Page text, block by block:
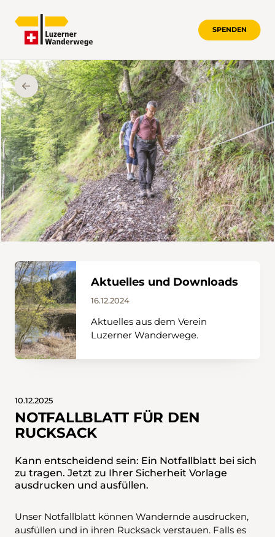
SPENDEN
Aktuelles und Downloads
16.12.2024
Aktuelles aus dem Verein
Luzerner Wanderwege.
10.12.2025
NOTFALLBLATT FÜR DEN
RUCKSACK
Kann entscheidend sein: Ein Notfallblatt bei sich
zu tragen. Jetzt zu Ihrer Sicherheit Vorlage
ausdrucken und ausfüllen.
Unser Notfallblatt können Wandernde ausdrucken,
ausfüllen und in ihren Rucksack verstauen. Falls es